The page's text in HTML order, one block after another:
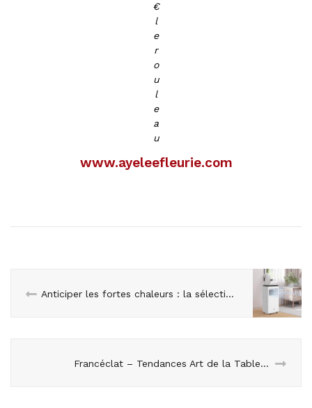
€
l
e
r
o
u
l
e
a
u
www.ayeleefleurie.com
Anticiper les fortes chaleurs : la sélection d’Aosom.fr pour un été au frais
Francéclat – Tendances Art de la Table – été 2025